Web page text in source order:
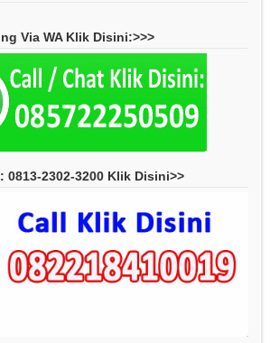
Via WA Klik Disini:>>>
0813-2302-3200 Klik Disini>>